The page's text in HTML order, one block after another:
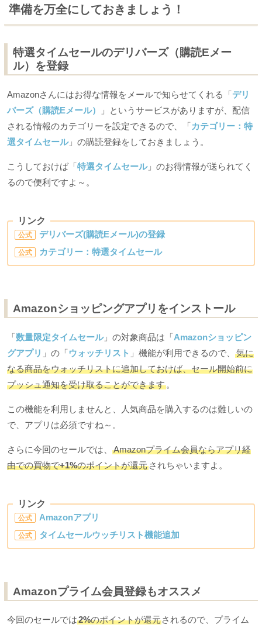
準備を万全にしておきましょう！
特選タイムセールのデリバーズ（購読Eメー
ル）を登録
Amazonさんにはお得な情報をメールで知らせてくれる「デリ
バーズ（購読Eメール）
」というサービスがありますが、配信
される情報のカテゴリーを設定できるので、「カテゴリー：特
選タイムセール」の購読登録をしておきましょう。
こうしておけば「特選タイムセール」のお得情報が送られてく
るので便利ですよ～。
リンク
公式 デリバーズ(購読Eメール)の登録
公式 カテゴリー：特選タイムセール
Amazonショッピングアプリをインストール
「数量限定タイムセール」の対象商品は「Amazonショッピン
グアプリ 」の「ウォッチリスト 」機能が利用できるので、 気に
なる商品をウォッチリストに追加しておけば、セール開始前に
プッシュ通知を受け取ることができます。
この機能を利用しませんと、人気商品を購入するのは難しいの
で、アプリは必須ですね～。
さらに今回のセールでは、 Amazonプライム会員ならアプリ経
由での買物で+1%のポイントが還元されちゃいますよ。
リンク
公式 Amazonアプリ
公式 タイムセールウッチリスト機能追加
Amazonプライム会員登録もオススメ
今回のセールでは2%のポイントが還元 されるので、プライム